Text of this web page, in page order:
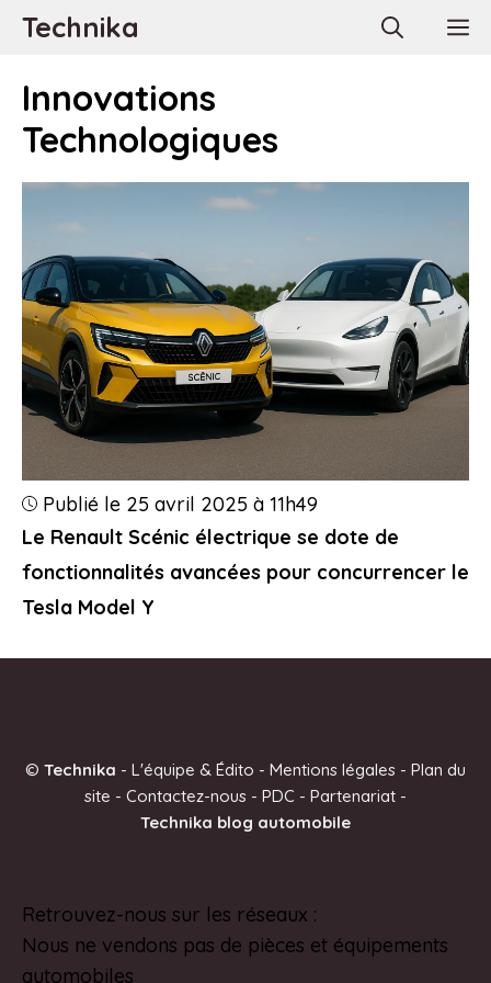
AllerTechnika
Innovations
Technologiques
Le Renault Scénic électrique se dote de
fonctionnalités avancées pour concurrencer le
Tesla Model Y
Publié le 25 avril 2025 à 11h49
© Technika - L'équipe & Édito - Mentions légales - Plan du
site - Contactez-nous - PDC - Partenariat -
Technika blog automobile
Retrouvez-nous sur les réseaux :
Nous ne vendons pas de pièces et équipements
automobiles